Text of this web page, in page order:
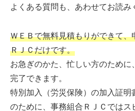
よくある質問も、あわせてお読み
ＷＥＢで無料見積もりができて
ＲＪＣだけです。
お急ぎのかた、忙しい方のため
完了できます。
特別加入（労災保険）の加入証
のために、事務組合ＲＪＣではス